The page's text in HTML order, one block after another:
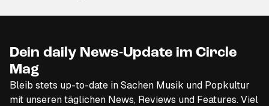
Dein daily News-Update im Circle
Mag
Bleib stets up-to-date in Sachen Musik und Popkultur
mit unseren täglichen News, Reviews und Features. Viel